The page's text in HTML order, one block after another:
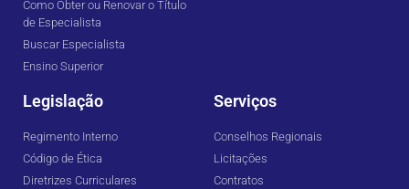
Como Obter ou Renovar o Título
de Especialista
Buscar Especialista
Ensino Superior
Legislação
Regimento Interno
Código de Ética
Diretrizes Curriculares
Serviços
Conselhos Regionais
Licitações
Contratos